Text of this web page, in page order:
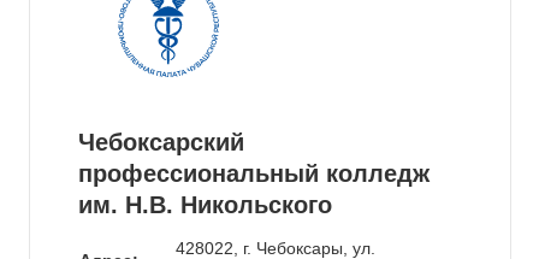
Чебоксарский
профессиональный колледж
им. Н.В. Никольского
428022, г. Чебоксары, ул.